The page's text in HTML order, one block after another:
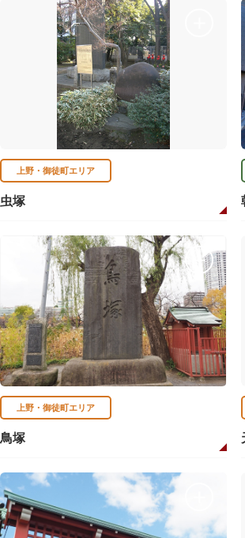
上野・御徒町エリア
虫塚
上野・御徒町エリア
鳥塚